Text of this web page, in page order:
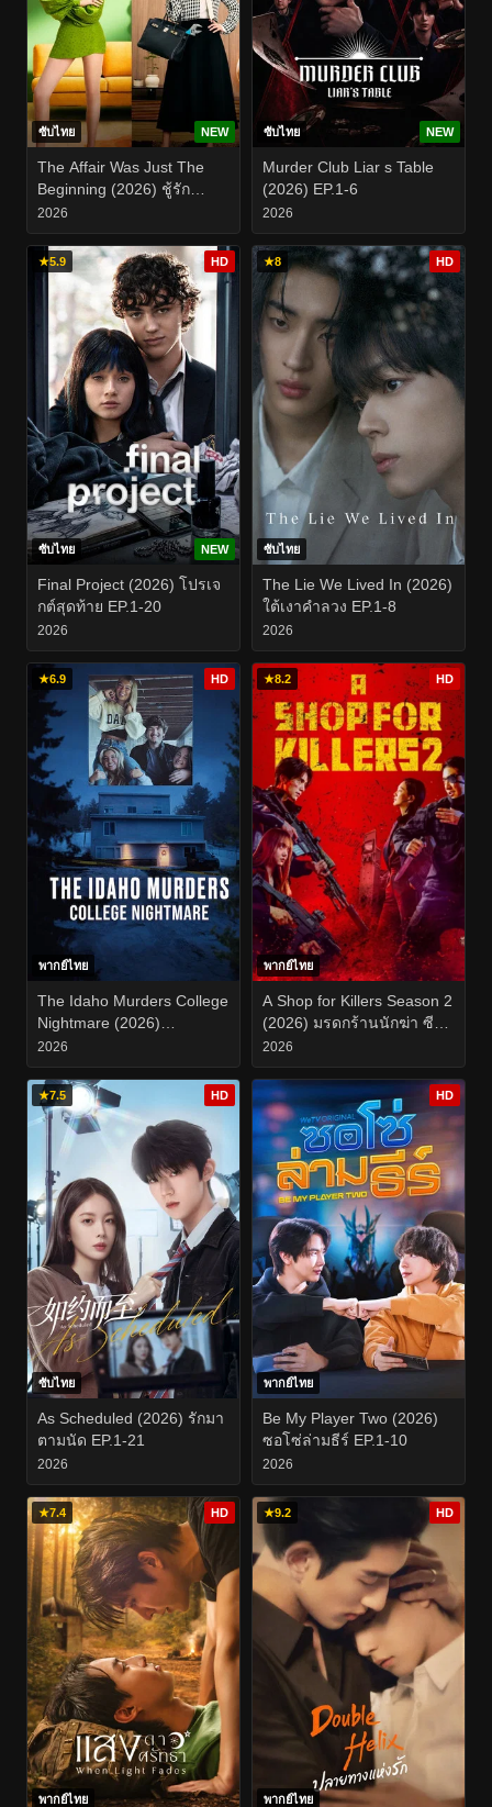
ซับไทย NEW
The Affair Was Just The
Beginning (2026) ชู้รัก
อำพรางเลือด EP.1-8
2026
ซับไทย NEW
Murder Club Liar s Table
(2026) EP.1-6
2026
★5.9 HD
ซับไทย NEW
Final Project (2026) โปรเจ
กต์สุดท้าย EP.1-20
2026
★8 HD
ซับไทย
The Lie We Lived In (2026)
ใต้เงาคำลวง EP.1-8
2026
★6.9 HD
พากย์ไทย
The Idaho Murders College
Nightmare (2026)
ฆาตกรรมในไอดาโฮ ฝัน
ร้ายกลางมหาวิทยาลัย EP.1-
3
2026
★8.2 HD
พากย์ไทย
A Shop for Killers Season 2
(2026) มรดกร้านนักฆ่า ซี
ซั่น 2 EP.1-8
2026
★7.5 HD
ซับไทย
As Scheduled (2026) รักมา
ตามนัด EP.1-21
2026
HD
พากย์ไทย
Be My Player Two (2026)
ซอโซ่ล่ามธีร์ EP.1-10
2026
★7.4 HD
พากย์ไทย
★9.2 HD
พากย์ไทย